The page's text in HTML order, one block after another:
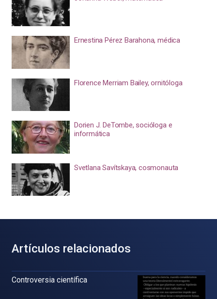
Ernestina Pérez Barahona, médica
Florence Merriam Bailey, ornitóloga
Dorien J. DeTombe, socióloga e
informática
Svetlana Savítskaya, cosmonauta
Artículos relacionados
Controversia científica